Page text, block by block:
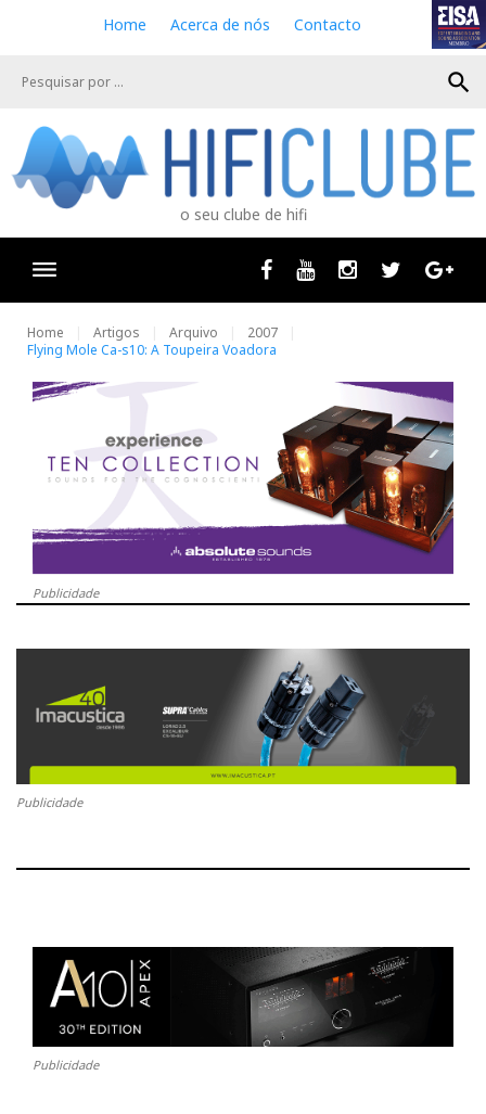
e
Home Acerca de nós Contacto
search
o seu clube de hifi
Facebook
Youtube InstagramTwitter
Home Artigos Arquivo
2007
Flying Mole Ca-s10: A Toupeira Voadora
Publicidade
Publicidade
Publicidade